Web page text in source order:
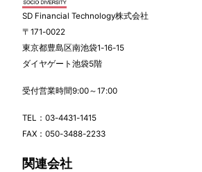
SD Financial Technology株式会社
〒171-0022
東京都豊島区南池袋1-16-15
ダイヤゲート池袋5階
受付営業時間9:00～17:00
TEL： 03-4431-1415
FAX：050-3488-2233
関連会社